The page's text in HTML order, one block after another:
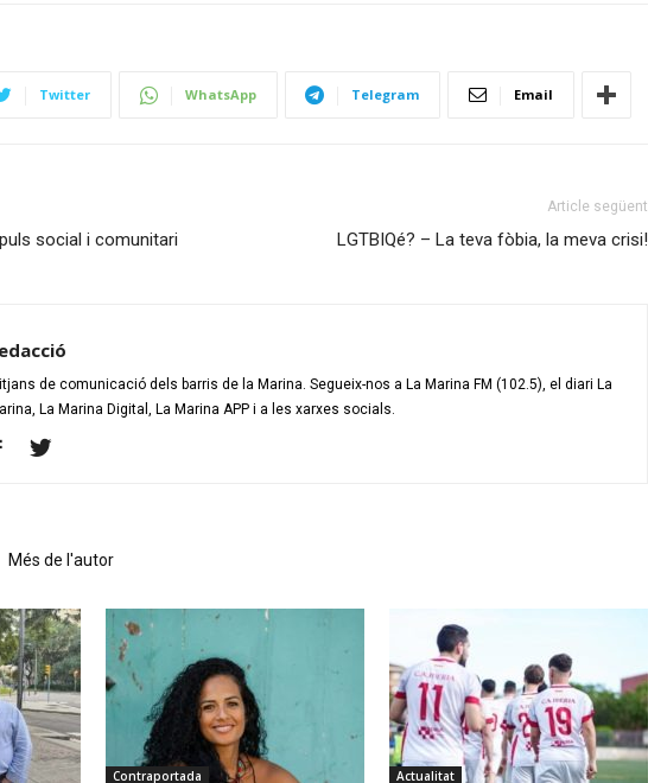
Twitter WhatsApp Telegram Email
social i comunitari
Article següent
LGTBIQé? – La teva fòbia, la meva crisi!
de comunicació dels barris de la Marina. Segueix-nos a La Marina FM (102.5), el diari La
La Marina Digital, La Marina APP i a les xarxes socials.
Més de l'autor
Contraportada Actualitat